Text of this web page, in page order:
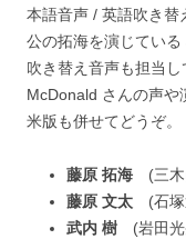
本語音声 / 英語吹き替
公の拓海を演じてい
吹き替え音声も担当
McDonald さんの声や
米版も併せてどうぞ。
藤原 拓海 (三木
藤原 文太 (石塚
武内 樹 (岩田光